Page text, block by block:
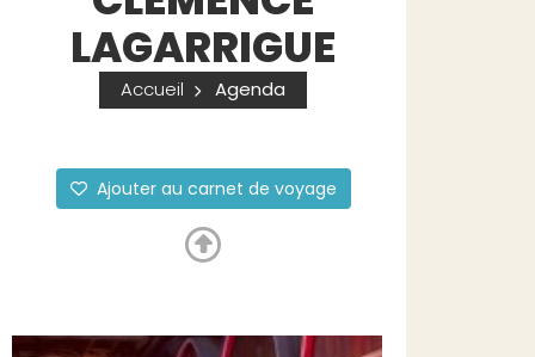
LAGARRIGUE
Accueil Agenda
Ajouter au carnet de voyage